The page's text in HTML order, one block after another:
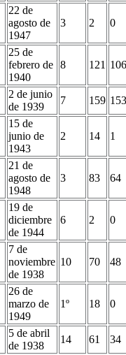
22 de
agosto de
1947
3 2 0
25 de
febrero de
1940
8 121 106
2 de junio
de 1939
7 159 153
15 de
junio de
1943
2 14 1
21 de
agosto de
1948
3 83 64
19 de
diciembre
de 1944
6 2 0
7 de
noviembre
de 1938
10 70 48
26 de
marzo de
1949
1º 18 0
5 de abril
de 1938
14 61 34